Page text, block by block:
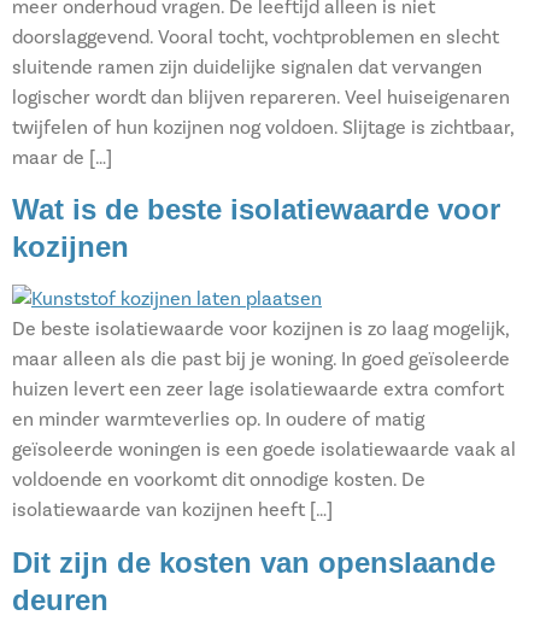
meer onderhoud vragen. De leeftijd alleen is niet
doorslaggevend. Vooral tocht, vochtproblemen en slecht
sluitende ramen zijn duidelijke signalen dat vervangen
logischer wordt dan blijven repareren. Veel huiseigenaren
twijfelen of hun kozijnen nog voldoen. Slijtage is zichtbaar,
maar de […]
Wat is de beste isolatiewaarde voor
kozijnen
De beste isolatiewaarde voor kozijnen is zo laag mogelijk,
maar alleen als die past bij je woning. In goed geïsoleerde
huizen levert een zeer lage isolatiewaarde extra comfort
en minder warmteverlies op. In oudere of matig
geïsoleerde woningen is een goede isolatiewaarde vaak al
voldoende en voorkomt dit onnodige kosten. De
isolatiewaarde van kozijnen heeft […]
Dit zijn de kosten van openslaande
deuren